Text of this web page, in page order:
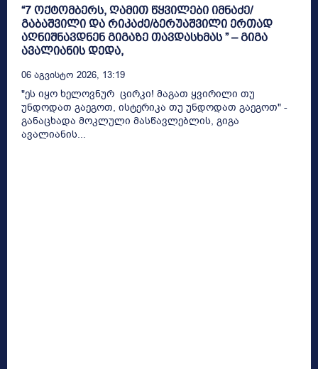
“7 ოქტომბერს, ღამით წყვილები იმნაძე/
გაბაშვილი და რიკაძე/ბერუაშვილი ერთად
აღნიშნავდნენ გიგაზე თავდასხმას ” – გიგა
ავალიანის დედა,
06 Აგვისტო 2026, 13:19
"ეს იყო ხელოვნურ ცირკი! მაგათ ყვირილი თუ
უნდოდათ გაეგოთ, ისტერიკა თუ უნდოდათ გაეგოთ" -
განაცხადა მოკლული მასწავლებლის, გიგა
ავალიანის...